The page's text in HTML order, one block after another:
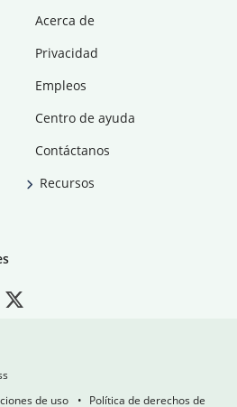
Acerca de
Privacidad
Empleos
Centro de ayuda
Contáctanos
Recursos
de uso Política de derechos de